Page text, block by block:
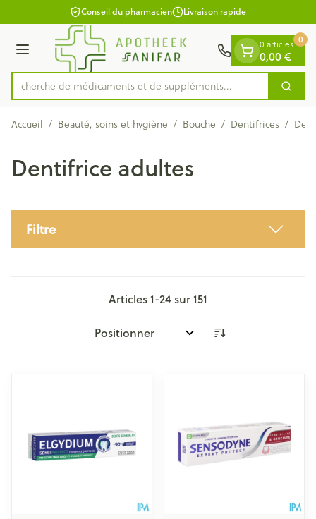
Aller au contenu
1 de 1Conseil du pharmacien Livraison rapide
Menu
Rechercher
Recherche de médicaments et de
0 articles
0,00 €
0
Accueil / Beauté, soins et hygiène / Bouche / Dentifrices /
Dentifrice adultes
Filtre
Articles1-24sur151
Trier par: